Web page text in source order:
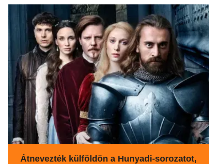
Átnevezték külföldön a Hunyadi-sorozatot,